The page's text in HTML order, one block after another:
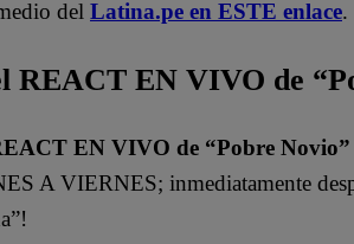
del Latina.pe en ESTE enlace.
REACT EN VIVO de
EN VIVO de “Pobre
A VIERNES; inmediatamente